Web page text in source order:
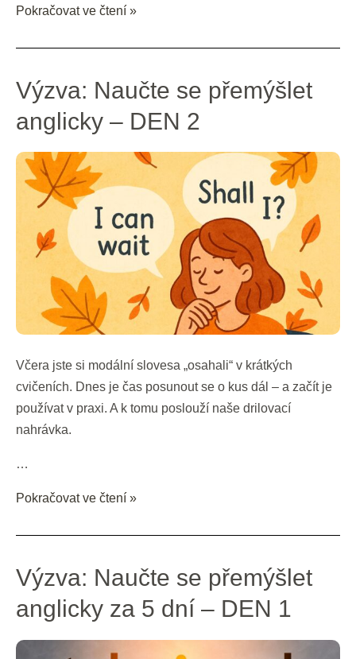
Pokračovat ve čtení »
Výzva: Naučte se přemýšlet
anglicky – DEN 2
Včera jste si modální slovesa „osahali“ v krátkých
cvičeních. Dnes je čas posunout se o kus dál – a začít je
používat v praxi. A k tomu poslouží naše drilovací
nahrávka.
…
Výzva:
Naučte
se
anglicky
DEN
Pokračovat ve čtení »
Výzva: Naučte se přemýšlet
anglicky za 5 dní – DEN 1
Výzva:
Naučte
se